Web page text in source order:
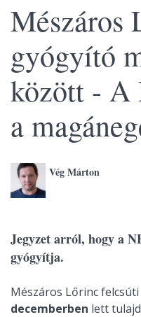
Mészáros
gyógyító
között - A
a
Vég Márton
Jegyzet arról, hogy a
gyógyítja.
Mészáros Lőrinc
decemberben lett